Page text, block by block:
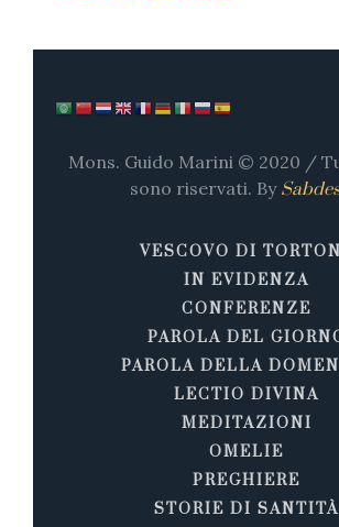
Mons. Guido Marini © 2020 /
sono riservati. By
VESCOVO DI
IN EVIDENZA
CONFERENZE
PAROLA DEL
PAROLA DELLA
LECTIO DIVINA
MEDITAZIONI
OMELIE
PREGHIERE
STORIE DI SANTITÀ